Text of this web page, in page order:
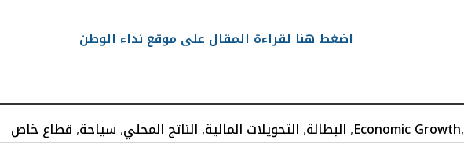
اضغط هنا لقراءة المقال على موقع نداء الوطن
Economic Growth,
,البطالة,التحويلات المالية,الناتج المحلي,سياحة,قطاع خاص